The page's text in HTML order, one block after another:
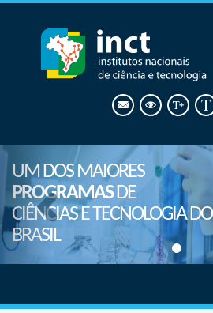
UM DOS MAIORES
PROGRAMASDE
CIÊNCIAS E TECNOLOGIA DO
BRASIL